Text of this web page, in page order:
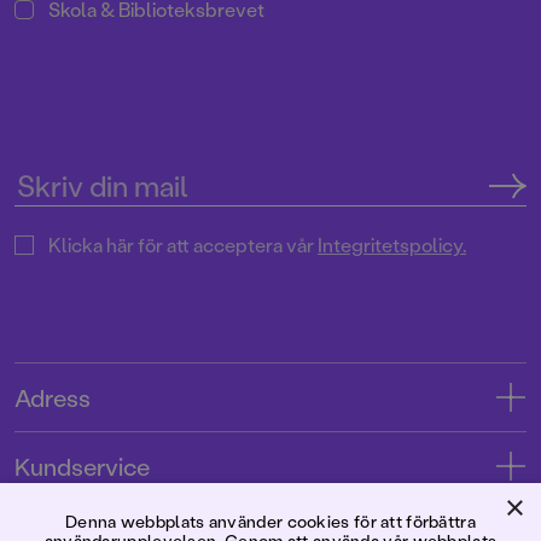
Skola & Biblioteksbrevet
Klicka här för att acceptera vårIntegritetspolicy.
Adress
Kundservice
Kontakta oss ×
Denna webbplats använder cookies för att förbättra